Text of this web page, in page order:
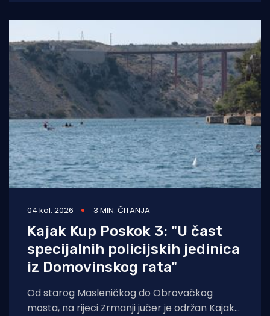
04 kol. 2026 3 MIN. ČITANJA
Kajak Kup Poskok 3: "U čast
specijalnih policijskih jedinica
iz Domovinskog rata"
Od starog Masleničkog do Obrovačkog
mosta, na rijeci Zrmanji jučer je održan Kajak